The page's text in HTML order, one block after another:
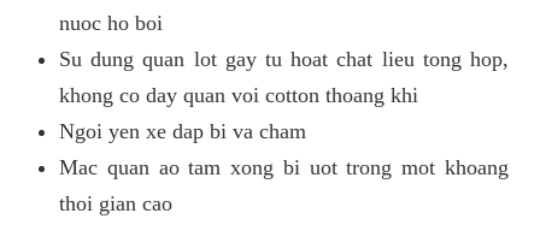
nuoc ho boi
Su dung quan lot gay tu hoat chat lieu tong hop,
khong co day quan voi cotton thoang khi
Ngoi yen xe dap bi va cham
Mac quan ao tam xong bi uot trong mot khoang
thoi gian cao